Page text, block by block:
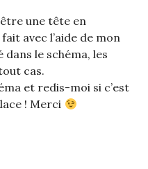
être une tête en
avec l’aide de mon
le schéma, les
cas.
et redis-moi si c’est
! Merci